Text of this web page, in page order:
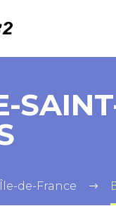
Île-de-France